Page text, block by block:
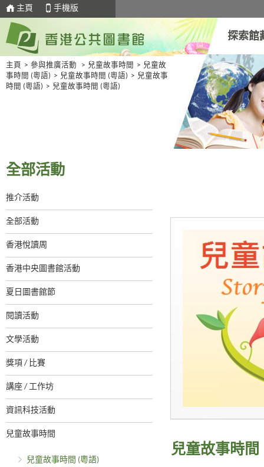
主頁 手機版
探索館
主頁 > 參與推廣活動 > 兒童故事時間 > 兒童故
事時間 (粵語) > 兒童故事時間 (粵語) > 兒童故事
時間 (粵語) > 兒童故事時間 (粵語)
全部活動
推介活動
全部活動
香港悅讀周
香港中央圖書館活動
夏日圖書館節
閱讀活動
文學活動
獎項 / 比賽
講座 / 工作坊
資訊科技活動
兒童故事時間
兒童故事時間 (粵語)
兒童故事時間